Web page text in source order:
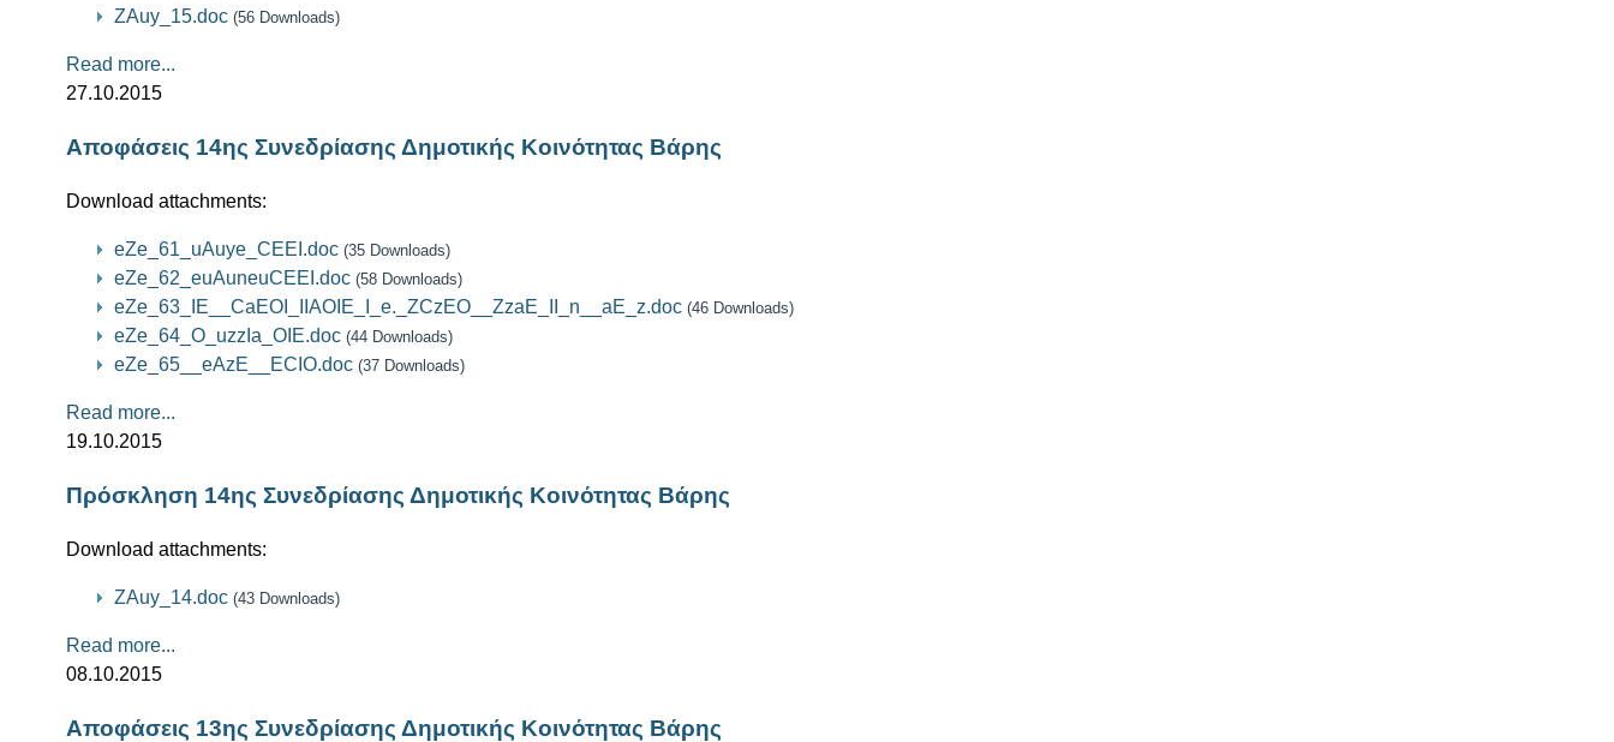
ZAuy_15.doc(56 Downloads)
Read more...
27.10.2015
Αποφάσεις 14ης Συνεδρίασης Δημοτικής Κοινότητας Βάρης
Download attachments:
eZe_61_uAuye_CEEI.doc(35 Downloads)
eZe_62_euAuneuCEEI.doc(58 Downloads)
eZe_63_IE__CaEOI_IIAOIE_I_e._ZCzEO__ZzaE_II_n__aE_z.doc(46 Downloads)
eZe_64_O_uzzIa_OIE.doc(44 Downloads)
eZe_65__eAzE__ECIO.doc(37 Downloads)
Read more...
19.10.2015
Πρόσκληση 14ης Συνεδρίασης Δημοτικής Κοινότητας Βάρης
Download attachments:
ZAuy_14.doc(43 Downloads)
Read more...
08.10.2015
Αποφάσεις 13ης Συνεδρίασης Δημοτικής Κοινότητας Βάρης